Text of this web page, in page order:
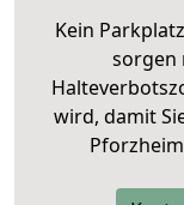
Kein
sorgen
wird, damit